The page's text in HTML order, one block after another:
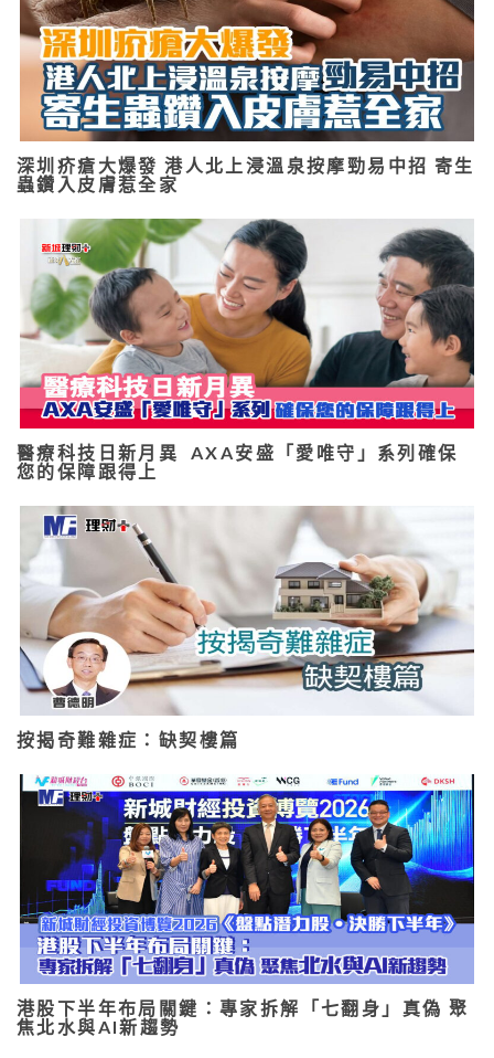
深圳疥瘡大爆發 港人北上浸溫泉按摩勁易中招 寄生
蟲鑽入皮膚惹全家
醫療科技日新月異 AXA安盛「愛唯守」系列確保
您的保障跟得上
按揭奇難雜症：缺契樓篇
港股下半年布局關鍵：專家拆解「七翻身」真偽 聚
焦北水與AI新趨勢